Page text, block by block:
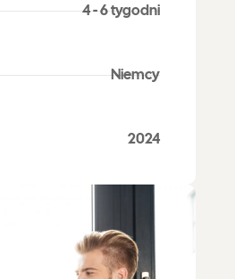
4 - 6 tygodni
Niemcy
2024